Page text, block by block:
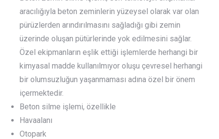
aracılığıyla beton zeminlerin yüzeysel olarak var olan
pürüzlerden arındırılmasını sağladığı gibi zemin
üzerinde oluşan pütürlerinde yok edilmesini sağlar.
Özel ekipmanların eşlik ettiği işlemlerde herhangi bir
kimyasal madde kullanılmıyor oluşu çevresel herhangi
bir olumsuzluğun yaşanmaması adına özel bir önem
içermektedir.
Beton silme işlemi, özellikle
Havaalanı
Otopark